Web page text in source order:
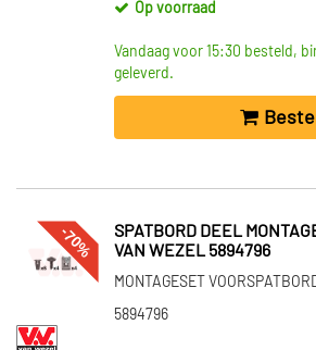
Op voorraad
Vandaag voor 15:30 besteld,
geleverd.
-70%
SPATBORD DEEL
VAN WEZEL 5894796
MONTAGESET
5894796